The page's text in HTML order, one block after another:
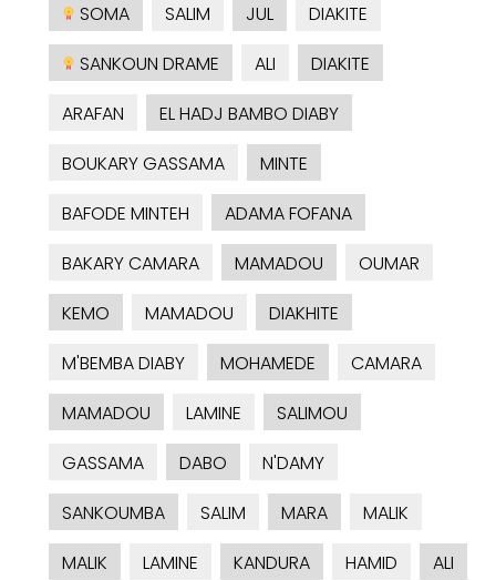
SOMA
SALIM JUL
DIAKITE
SANKOUN DRAME
ALI
DIAKITE
ARAFAN
EL HADJ BAMBO DIABY
BOUKARY GASSAMA
MINTE
BAFODE MINTEH
ADAMA FOFANA
BAKARY CAMARA
MAMADOU
OUMAR
KEMO
MAMADOU
DIAKHITE
M'BEMBA DIABY
MOHAMEDE
CAMARA
MAMADOU
LAMINE
SALIMOU
GASSAMA
DABO
N'DAMY
SANKOUMBA
SALIM MARA
MALIK
MALIK
LAMINE KANDURA HAMID
ALI